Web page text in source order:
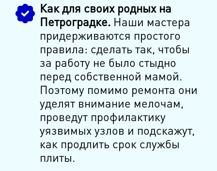
Как для своих родных на
Петроградке.Наши мастера
придерживаются простого
правила: сделать так, чтобы
за работу не было стыдно
перед собственной мамой.
Поэтому помимо ремонта они
уделят внимание мелочам,
проведут профилактику
уязвимых узлов и подскажут,
как продлить срок службы
плиты.